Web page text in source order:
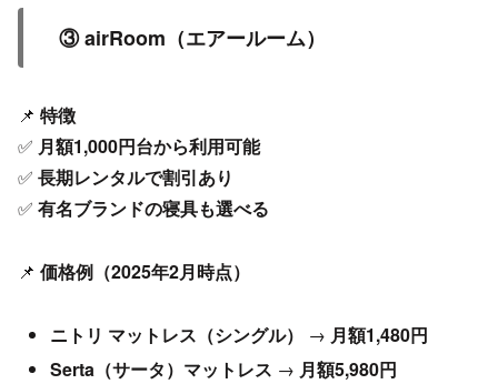
③ airRoom（エアールーム）
📌 特徴
✅ 月額1,000円台から利用可能
✅ 長期レンタルで割引あり
✅ 有名ブランドの寝具も選べる
📌 価格例（2025年2月時点）
ニトリ マットレス（シングル） → 月額1,480円
Serta（サータ）マットレス → 月額5,980円